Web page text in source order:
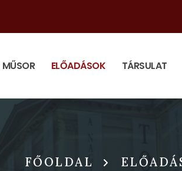
MŰSOR ELŐADÁSOK TÁRSULAT
FŐOLDAL